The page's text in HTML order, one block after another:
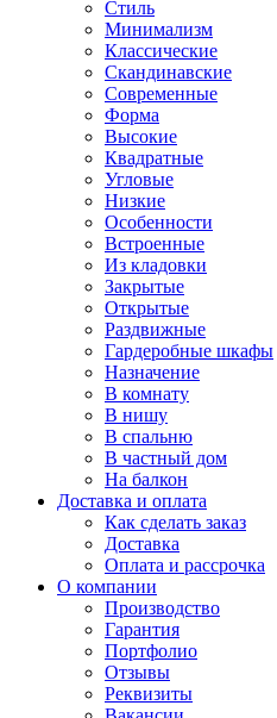
Стиль
Минимализм
Классические
Скандинавские
Современные
Форма
Высокие
Квадратные
Угловые
Низкие
Особенности
Встроенные
Из кладовки
Закрытые
Открытые
Раздвижные
Гардеробные шкафы
Назначение
В комнату
В нишу
В спальню
В частный дом
На балкон
Доставка и оплата
Как сделать заказ
Доставка
Оплата и рассрочка
О компании
Производство
Гарантия
Портфолио
Отзывы
Реквизиты